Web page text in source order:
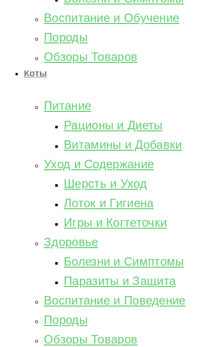
Воспитание и Обучение
Породы
Обзоры Товаров
Коты
Питание
Рационы и Диеты
Витамины и Добавки
Уход и Содержание
Шерсть и Уход
Лоток и Гигиена
Игры и Когтеточки
Здоровье
Болезни и Симптомы
Паразиты и Защита
Воспитание и Поведение
Породы
Обзоры Товаров